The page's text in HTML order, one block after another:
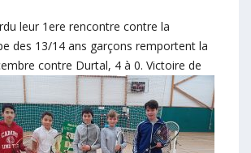
leur 1ere rencontre contre la
des 13/14 ans garçons remportent la
contre Durtal, 4 à 0. Victoire de